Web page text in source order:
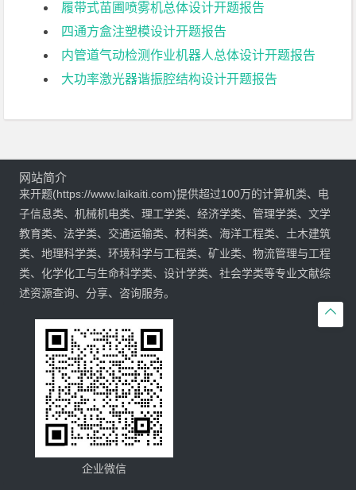
履带式苗圃喷雾机总体设计开题报告
四通方盒注塑模设计开题报告
内管道气动检测作业机器人总体设计开题报告
大功率激光器谐振腔结构设计开题报告

网站简介
来开题(https://www.laikaiti.com)提供超过100万的计算机类、电
子信息类、机械机电类、理工学类、经济学类、管理学类、文学
教育类、法学类、交通运输类、材料类、海洋工程类、土木建筑
类、地理科学类、环境科学与工程类、矿业类、物流管理与工程
类、化学化工与生命科学类、设计学类、社会学类等专业文献综
述资源查询、分享、咨询服务。
企业微信